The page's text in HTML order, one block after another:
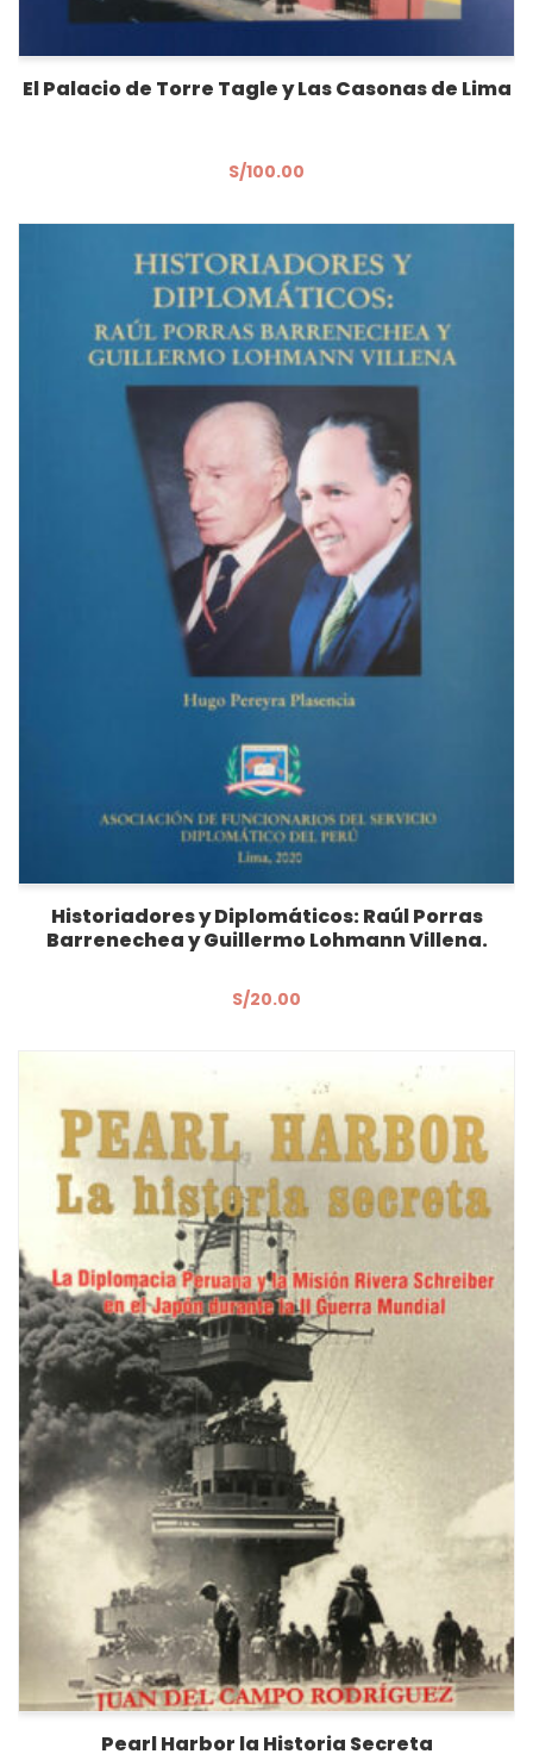
El Palacio de Torre Tagle y Las Casonas de Lima
S/100.00
Historiadores y Diplomáticos: Raúl Porras
Barrenechea y Guillermo Lohmann Villena.
S/20.00
Pearl Harbor la Historia Secreta